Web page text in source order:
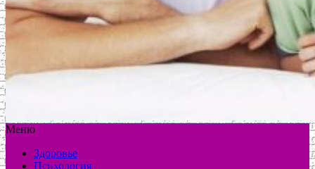
Меню
Здоровье
Психология